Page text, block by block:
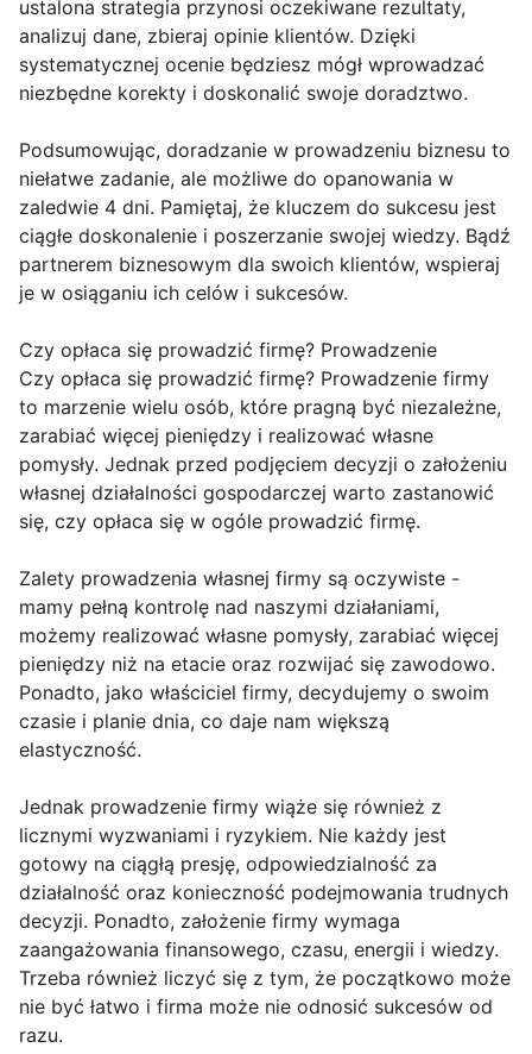
ustalona strategia przynosi oczekiwane rezultaty,
analizuj dane, zbieraj opinie klientów. Dzięki
systematycznej ocenie będziesz mógł wprowadzać
niezbędne korekty i doskonalić swoje doradztwo.
Podsumowując, doradzanie w prowadzeniu biznesu to
niełatwe zadanie, ale możliwe do opanowania w
zaledwie 4 dni. Pamiętaj, że kluczem do sukcesu jest
ciągłe doskonalenie i poszerzanie swojej wiedzy. Bądź
partnerem biznesowym dla swoich klientów, wspieraj
je w osiąganiu ich celów i sukcesów.
Czy opłaca się prowadzić firmę? Prowadzenie
Czy opłaca się prowadzić firmę? Prowadzenie firmy
to marzenie wielu osób, które pragną być niezależne,
zarabiać więcej pieniędzy i realizować własne
pomysły. Jednak przed podjęciem decyzji o założeniu
własnej działalności gospodarczej warto zastanowić
się, czy opłaca się w ogóle prowadzić firmę.
Zalety prowadzenia własnej firmy są oczywiste -
mamy pełną kontrolę nad naszymi działaniami,
możemy realizować własne pomysły, zarabiać więcej
pieniędzy niż na etacie oraz rozwijać się zawodowo.
Ponadto, jako właściciel firmy, decydujemy o swoim
czasie i planie dnia, co daje nam większą
elastyczność.
Jednak prowadzenie firmy wiąże się również z
licznymi wyzwaniami i ryzykiem. Nie każdy jest
gotowy na ciągłą presję, odpowiedzialność za
działalność oraz konieczność podejmowania trudnych
decyzji. Ponadto, założenie firmy wymaga
zaangażowania finansowego, czasu, energii i wiedzy.
Trzeba również liczyć się z tym, że początkowo może
nie być łatwo i firma może nie odnosić sukcesów od
razu.